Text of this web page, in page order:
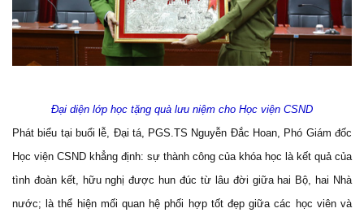
Đại diện lớp học tặng quà lưu niệm cho Học viện CSND
Phát biểu tại buổi lễ, Đại tá, PGS.TS Nguyễn Đắc Hoan, Phó Giám đốc
Học viện CSND khẳng định: sự thành công của khóa học là kết quả của
tình đoàn kết, hữu nghị được hun đúc từ lâu đời giữa hai Bộ, hai Nhà
nước; là thể hiện mối quan hệ phối hợp tốt đẹp giữa các học viên và